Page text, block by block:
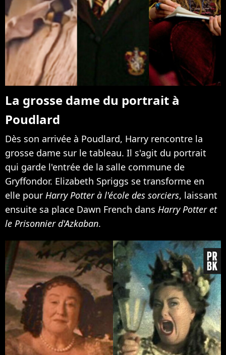
La grosse dame du portrait à
Poudlard
Dès son arrivée à Poudlard, Harry rencontre la
grosse dame sur le tableau. Il s'agit du portrait
qui garde l'entrée de la salle commune de
Gryffondor. Elizabeth Spriggs se transforme en
elle pour Harry Potter à l'école des sorciers, laissant
ensuite sa place Dawn French dans Harry Potter et
le Prisonnier d'Azkaban.